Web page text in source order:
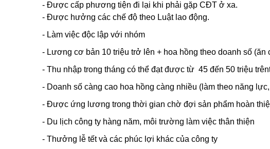
- Được cấp phương tiện đi lại khi phải gặp CĐT ở xa.
- Được hưởng các chế độ theo Luật lao động.
- Làm việc độc lập với nhóm
- Lương cơ bản 10 triệu trở lên + hoa hồng theo doanh số (ăn
- Thu nhập trong tháng có thể đạt được từ 45 đến 50 triệu
- Doanh số càng cao hoa hồng càng nhiều (làm theo năng
- Được ứng lương trong thời gian chờ đợi sản phẩm hoàn
- Du lịch công ty hàng năm, môi trường làm việc thân thiện
- Thưởng lễ tết và các phúc lợi khác của công ty